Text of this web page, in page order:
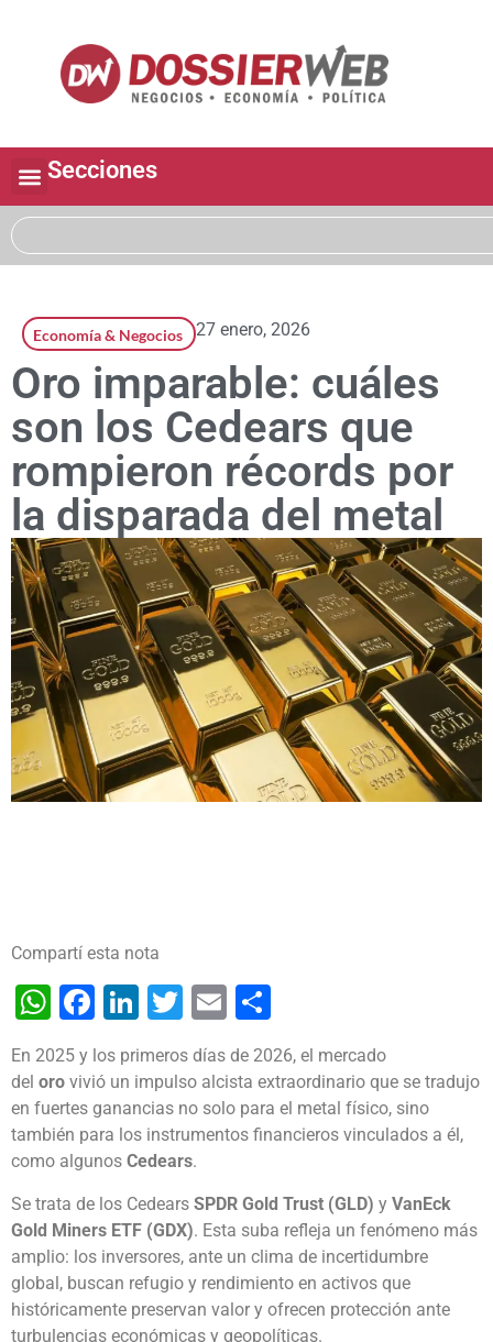
Secciones
Economía & Negocios 27 enero, 2026
Oro imparable: cuáles
son los Cedears que
rompieron récords por
la disparada del metal
Compartí esta nota
WhatsApp
Facebook
LinkedIn
TwitterEmail
En 2025 y los primeros días de 2026, el mercado
del oro vivió un impulso alcista extraordinario que se tradujo
en fuertes ganancias no solo para el metal físico, sino
también para los instrumentos financieros vinculados a él,
como algunos Cedears.
Se trata de los Cedears SPDR Gold Trust (GLD) y VanEck
Gold Miners ETF (GDX). Esta suba refleja un fenómeno más
amplio: los inversores, ante un clima de incertidumbre
global, buscan refugio y rendimiento en activos que
históricamente preservan valor y ofrecen protección ante
turbulencias económicas y geopolíticas.